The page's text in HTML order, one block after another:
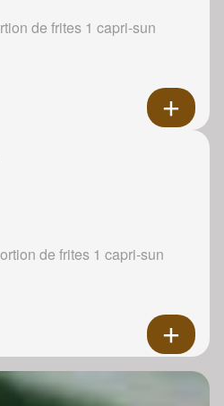
de frites 1 capri-sun
de frites 1 capri-sun